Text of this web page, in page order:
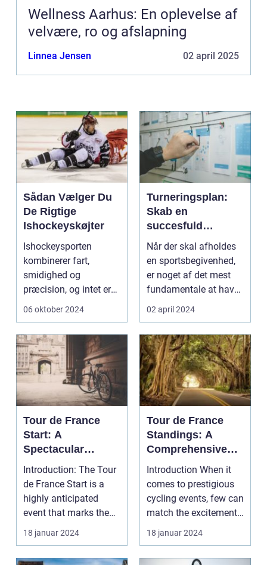
Wellness Aarhus: En oplevelse af
velvære, ro og afslapning
Linnea Jensen 02 april 2025
Sådan Vælger Du
De Rigtige
Ishockeyskøjter
Ishockeysporten
kombinerer fart,
smidighed og
præcision, og intet er
mere afgørende for...
06 oktober 2024
Turneringsplan:
Skab en
succesfuld
turnering
Når der skal afholdes
en sportsbegivenhed,
er noget af det mest
fundamentale at have
en velorganiser...
02 april 2024
Tour de France
Start: A
Spectacular
Showcase of
Cycling Excellence
Introduction: The Tour
de France Start is a
highly anticipated
event that marks the
beginning of the...
18 januar 2024
Tour de France
Standings: A
Comprehensive
Guide for Sports
Enthusiasts
Introduction When it
comes to prestigious
cycling events, few can
match the excitement
and grandeur...
18 januar 2024